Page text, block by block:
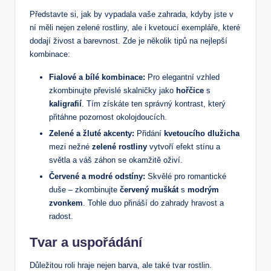
Představte si, jak by vypadala vaše zahrada, kdyby jste v
ní měli nejen zelené rostliny, ale i kvetoucí exempláře, které
dodají živost a barevnost. Zde je několik tipů na nejlepší
kombinace:
Fialové a bílé kombinace: Pro elegantní vzhled
zkombinujte převislé skalničky jako hořčice s
kaligrafií. Tím získáte ten správný kontrast, který
přitáhne pozornost okolojdoucích.
Zelené a žluté akcenty: Přidání kvetoucího dlužicha
mezi nežné zelené rostliny vytvoří efekt stínu a
světla a váš záhon se okamžitě oživí.
Červené a modré odstíny: Skvělé pro romantické
duše – zkombinujte červený muškáts modrým
zvonkem. Tohle duo přináší do zahrady hravost a
radost.
Tvar a uspořádání
Důležitou roli hraje nejen barva, ale také tvar rostlin.